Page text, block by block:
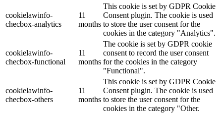
cookielawinfo-
checbox-analytics
11
months
This cookie is set by GDPR Cookie
Consent plugin. The cookie is used
to store the user consent for the
cookies in the category "Analytics".
cookielawinfo-
checbox-functional
11
months
The cookie is set by GDPR cookie
consent to record the user consent
for the cookies in the category
"Functional".
cookielawinfo-
checbox-others
11
months
This cookie is set by GDPR Cookie
Consent plugin. The cookie is used
to store the user consent for the
cookies in the category "Other.